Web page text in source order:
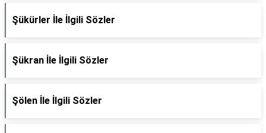
Şükürler İle İlgili Sözler
Şükran İle İlgili Sözler
Şölen İle İlgili Sözler